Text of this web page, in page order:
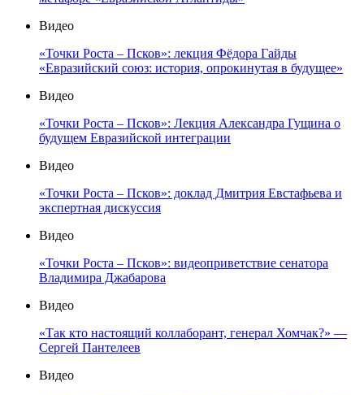
Видео
«Точки Роста – Псков»: лекция Фёдора Гайды
«Евразийский союз: история, опрокинутая в будущее»
Видео
«Точки Роста – Псков»: Лекция Александра Гущина о
будущем Евразийской интеграции
Видео
«Точки Роста – Псков»: доклад Дмитрия Евстафьева и
экспертная дискуссия
Видео
«Точки Роста – Псков»: видеоприветствие сенатора
Владимира Джабарова
Видео
«Так кто настоящий коллаборант, генерал Хомчак?» —
Сергей Пантелеев
Видео